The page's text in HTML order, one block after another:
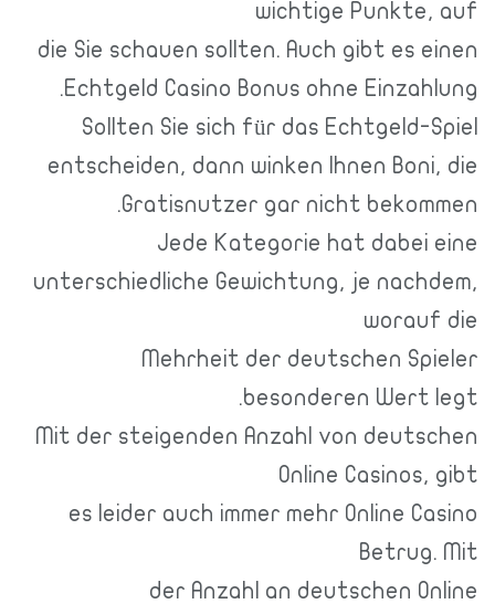
wichtige
die Sie schauen sollten. Auch gibt es
Echtgeld Casino Bonus ohne
Sollten Sie sich für das
entscheiden, dann winken Ihnen
Gratisnutzer gar nicht
Jede Kategorie hat
unterschiedliche Gewichtung, je
Mehrheit der deutschen
besonderen
Mit der steigenden Anzahl von
Online
es leider auch immer mehr Online
der Anzahl an deutschen